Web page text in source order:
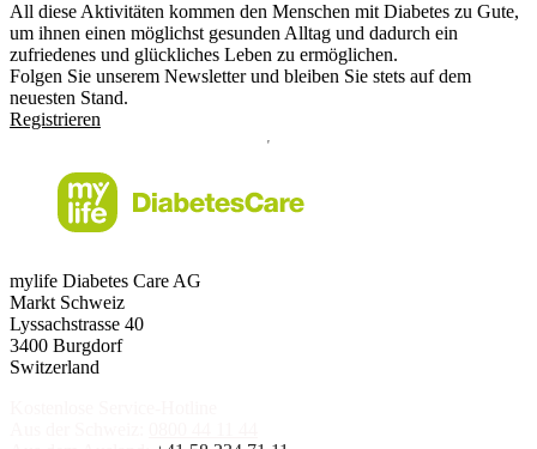
All diese Aktivitäten kommen den Menschen mit Diabetes zu Gute,
um ihnen einen möglichst gesunden Alltag und dadurch ein
zufriedenes und glückliches Leben zu ermöglichen.
Folgen Sie unserem Newsletter und bleiben Sie stets auf dem
neuesten Stand.
Registrieren
mylife Diabetes Care AG
Markt Schweiz
Lyssachstrasse 40
3400 Burgdorf
Switzerland